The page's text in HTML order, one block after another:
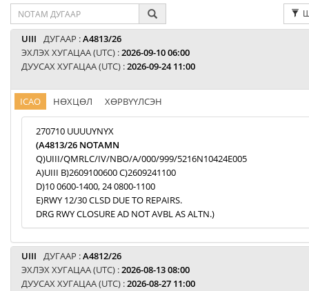
UIII ДУГААР :A4813/26
ЭХЛЭХ ХУГАЦАА (UTC) :2026-09-10 06:00
ДУУСАХ ХУГАЦАА (UTC) :2026-09-24 11:00
ICAO НӨХЦӨЛ ХӨРВҮҮЛСЭН
270710 UUUUYNYX
(A4813/26 NOTAMN
Q)UIII/QMRLC/IV/NBO/A/000/999/5216N10424E005
A)UIII B)2609100600 C)2609241100
D)10 0600-1400, 24 0800-1100
E)RWY 12/30 CLSD DUE TO REPAIRS.
DRG RWY CLOSURE AD NOT AVBL AS ALTN.)
UIII ДУГААР :A4812/26
ЭХЛЭХ ХУГАЦАА (UTC) :2026-08-13 08:00
ДУУСАХ ХУГАЦАА (UTC) :2026-08-27 11:00